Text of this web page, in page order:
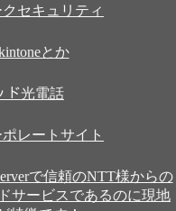
セキュリティ
とか
光電話
レートサイト
で信頼のNTT様からの
サービスであるのに現地